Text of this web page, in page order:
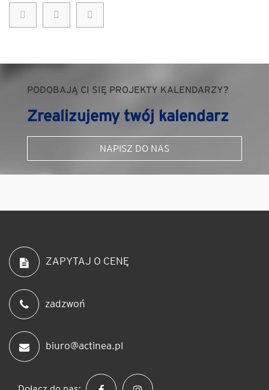
PODOBAJĄ CI SIĘ PROJEKTY KALENDARZY?
Zrealizujemy twój kalendarz
NAPISZ DO NAS
ZAPYTAJ O CENĘ
zadzwoń
biuro@actinea.pl